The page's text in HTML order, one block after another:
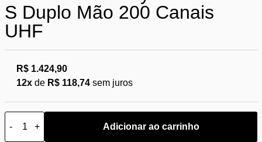
S Duplo Mão 200 Canais
UHF
R$ 1.424,90
12x de R$ 118,74 sem juros
- + Adicionar ao carrinho